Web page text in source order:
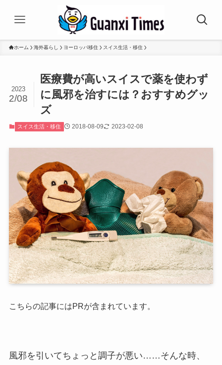
ホーム 海外暮らし ヨーロッパ移住 スイス生活・移住
医療費が高いスイスで薬を使わず
に風邪を治すには？おすすめグッ
ズ
2023
2/08
スイス生活・移住 2018-08-09 2023-02-08
こちらの記事にはPRが含まれています。
風邪を引いてちょっと調子が悪い……そんな時、